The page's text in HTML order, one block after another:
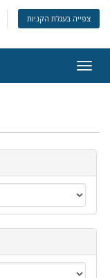
צפייה בעגלת הקניות